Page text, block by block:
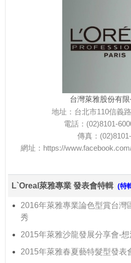
台灣萊雅股份有限
地址：台北市110信義
電話：(02)8101-
傳真：
網址： https://
L`Oreal萊雅專業 發表會特輯 (特
2016年萊雅專業論色型賞台灣
秀
2015年萊雅沙龍發展分享會-想
2015年萊雅春夏藝特髮型發表